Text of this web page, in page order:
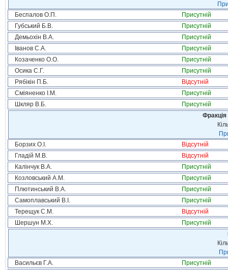
Беспалов О.П.
Присутній
Губський Б.В.
Присутній
Демьохін В.А.
Присутній
Іванов С.А.
Присутній
Козаченко О.О.
Присутній
Осика С.Г.
Присутній
Рябікін П.Б.
Відсутній
Сміяненко І.М.
Присутній
Шкляр В.Б.
Присутній
Фракція
Борзих О.І.
Відсутній
Гладій М.В.
Відсутній
Калінчук В.А.
Присутній
Козловський А.М.
Присутній
Плютинський В.А.
Присутній
Самоплавський В.І.
Присутній
Терещук С.М.
Відсутній
Шершун М.Х.
Присутній
Васильєв Г.А.
Присутній